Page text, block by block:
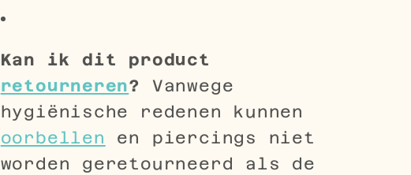
Kan ik dit product
retourneren?
Vanwege
hygiënische redenen kunnen
oorbellen
en piercings niet
worden geretourneerd als de